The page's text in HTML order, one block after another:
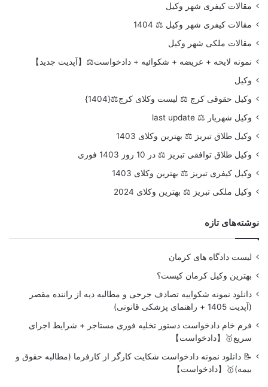
مقالات کیفری شهر وکیل
مقالات کیفری شهر وکیل ⚖️ 1404
مقالات ملکی شهر وکیل
نمونه لایحه + عریضه + شکوائیه + دادخواست⚖️【آپدیت جدید】
وکیل
وکیل حقوقی کرج ⚖️ لیست وکلای کرج⚖️{1404}
وکیل شهریار ⚖️ last update
وکیل طلاق تبریز ⚖️ بهترین وکلای 1403
وکیل طلاق توافقی تبریز ⚖️ در 10 روز 1403 فوری
وکیل کیفری تبریز ⚖️ بهترین وکلای 1403
وکیل ملکی تبریز ⚖️ بهترین وکلای 2024
نوشته‌های تازه
لیست دادگاه های کرمان
بهترین وکیل کرمان کیست؟
دانلود نمونه شکواییه تصادف جرحی و مطالبه دیه از راننده مقصر
(آپدیت 1405 + راهنمای پزشکی قانونی)
فرم خام دادخواست دستور تخلیه فوری مستاجر + شرایط اجرای
سریع🥇【دادخواست】
📝 دانلود نمونه دادخواست شکایت کارگر از کارفرما (مطالبه حقوق و
بیمه)🥇【دادخواست】